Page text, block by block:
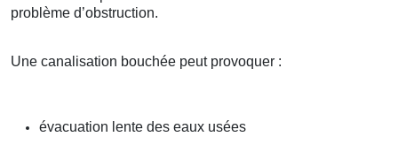
problème d’obstruction.
Une canalisation bouchée peut provoquer :
évacuation lente des eaux usées